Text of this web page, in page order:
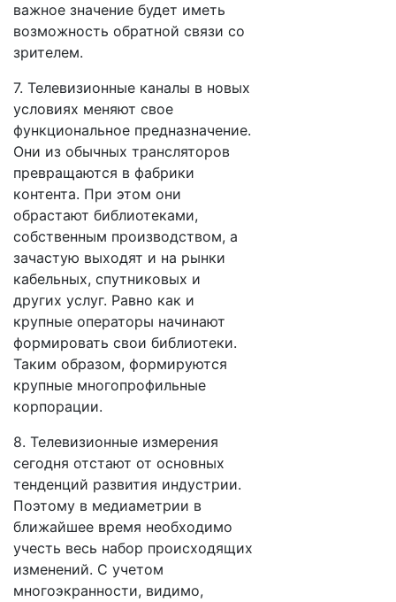
важное значение будет иметь
возможность обратной связи со
зрителем.
7. Телевизионные каналы в новых
условиях меняют свое
функциональное предназначение.
Они из обычных трансляторов
превращаются в фабрики
контента. При этом они
обрастают библиотеками,
собственным производством, а
зачастую выходят и на рынки
кабельных, спутниковых и
других услуг. Равно как и
крупные операторы начинают
формировать свои библиотеки.
Таким образом, формируются
крупные многопрофильные
корпорации.
8. Телевизионные измерения
сегодня отстают от основных
тенденций развития индустрии.
Поэтому в медиаметрии в
ближайшее время необходимо
учесть весь набор происходящих
изменений. С учетом
многоэкранности, видимо,